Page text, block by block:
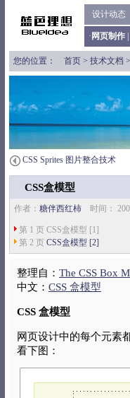
设计动态
· 网页制作
您的位置： 首页 > 技术文档 >
CSS Sprites 图片整合技术
CSS盒模型
作者： 糖伴西红柿 时间：
第 1 页 CSS盒模型 [1]
第 2 页 CSS盒模型 [2]
整理自： The CSS Box
中文： CSS 盒模型
CSS 盒模型
网页设计中的每个元素
看下图：